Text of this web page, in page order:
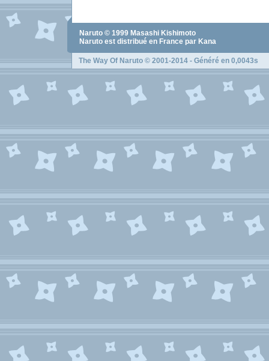
Naruto © 1999 Masashi Kishimoto
Naruto est distribué en France par Kana
The Way Of Naruto © 2001-2014 - Généré en 0,0043s